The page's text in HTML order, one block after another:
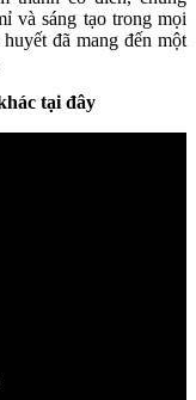
và sáng tạo trong mọi
đã mang đến một
tại đây